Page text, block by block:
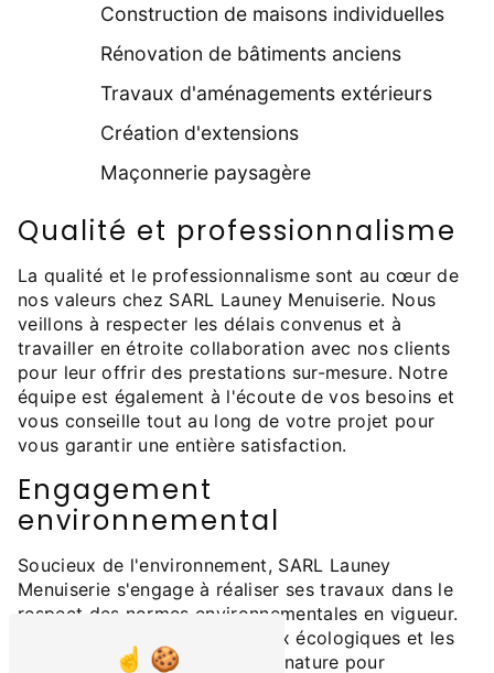
Construction de maisons individuelles
Rénovation de bâtiments anciens
Travaux d'aménagements extérieurs
Création d'extensions
Maçonnerie paysagère
Qualité et professionnalisme
La qualité et le professionnalisme sont au cœur de
nos valeurs chez SARL Launey Menuiserie. Nous
veillons à respecter les délais convenus et à
travailler en étroite collaboration avec nos clients
pour leur offrir des prestations sur-mesure. Notre
équipe est également à l'écoute de vos besoins et
vous conseille tout au long de votre projet pour
vous garantir une entière satisfaction.
Engagement
environnemental
Soucieux de l'environnement, SARL Launey
Menuiserie s'engage à réaliser ses travaux dans le
respect des normes environnementales en vigueur.
Nous privilégions les matériaux écologiques et les
pratiques respectueuses de la nature pour